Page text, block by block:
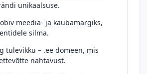
unikaalsuse.
meedia- ja kaubamärgiks,
silma.
tulevikku – .ee domeen, mis
nähtavust.